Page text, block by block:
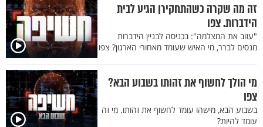
זה מה שקרה כשהתחקירן הגיע לבית
הידברות. צפו
"עזוב את המצלמה": בכניסה לבניין הידברות
מנסים לברר, מי האיש שעומד מאחורי הארגון? צפו
מי הולך לחשוף את זהותו בשבוע הבא?
צפו
בשבוע הבא, מישהו עומד לחשוף את זהותו. מי זה
עומד להיות?